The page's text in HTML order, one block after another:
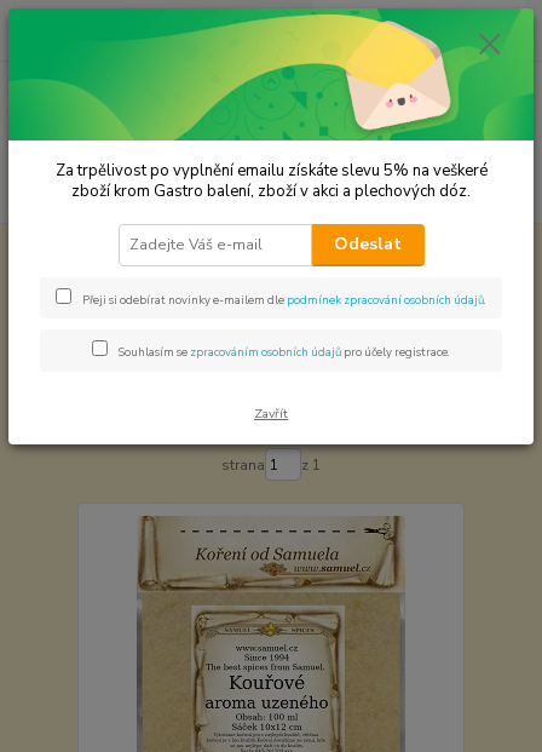
Menu
Hledat
ks
za 0,00 Kč
Výroba a Molekulární kuchyně Aroma
Aroma
Zobrazuji 1-3 z 3
strana z 1
Za trpělivost po vyplnění emailu získáte slevu 5% na veškeré
zboží krom Gastro balení, zboží v akci a plechových dóz.
Odeslat
Přeji si odebírat novinky e-mailem dle podmínek zpracování osobních údajů
Souhlasím se zpracováním osobních údajů pro účely registrace.
Zavřít